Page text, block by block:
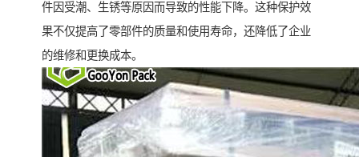
件因受潮、生锈等原因而导致的性能下降。这种保护效
果不仅提高了零部件的质量和使用寿命，还降低了企业
的维修和更换成本。